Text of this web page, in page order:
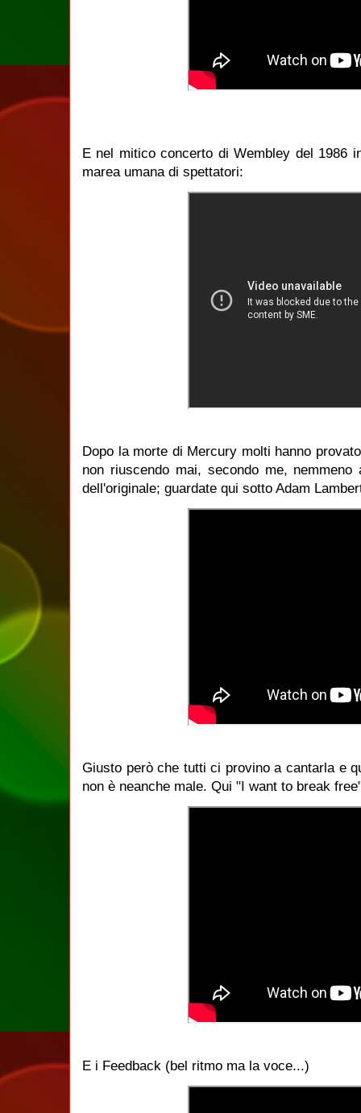
E nel mitico concerto di Wembley del 1986
marea umana di spettatori:
Dopo la morte di Mercury molti hanno
non riuscendo mai, secondo me,
dell'originale; guardate qui sotto Adam
Giusto però che tutti ci provino a cantarla e
non è neanche male. Qui "I want to break
E i Feedback (bel ritmo ma la voce...)